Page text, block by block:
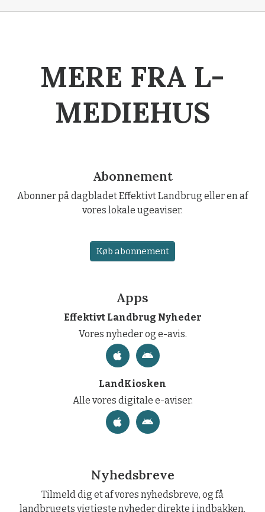
MERE FRA L-
MEDIEHUS
Abonnement
Abonner på dagbladet Effektivt Landbrug eller en af
vores lokale ugeaviser.
Køb abonnement
Apps
Effektivt Landbrug Nyheder
Vores nyheder og e-avis.
LandKiosken
Alle vores digitale e-aviser.
Nyhedsbreve
Tilmeld dig et af vores nyhedsbreve, og få
landbrugets vigtigste nyheder direkte i indbakken.